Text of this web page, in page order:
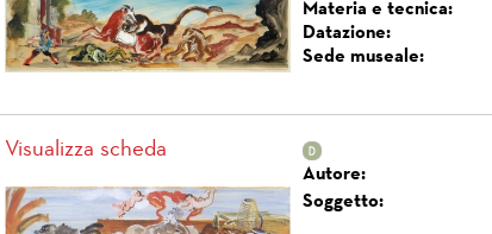
Materia e tecnica:
Datazione:
Sede museale:
Visualizza scheda
Autore:
Soggetto: